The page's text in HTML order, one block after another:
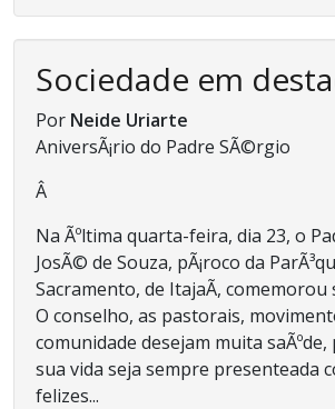
Sociedade em
Por Neide Uriarte
AniversÃ¡rio do Padre SÃ©rgio
Â
Na Ãºltima quarta-feira, dia 23, o
JosÃ© de Souza, pÃ¡roco da
Sacramento, de ItajaÃ­, comemorou
O conselho, as pastorais,
comunidade desejam muita
sua vida seja sempre presenteada
felizes...